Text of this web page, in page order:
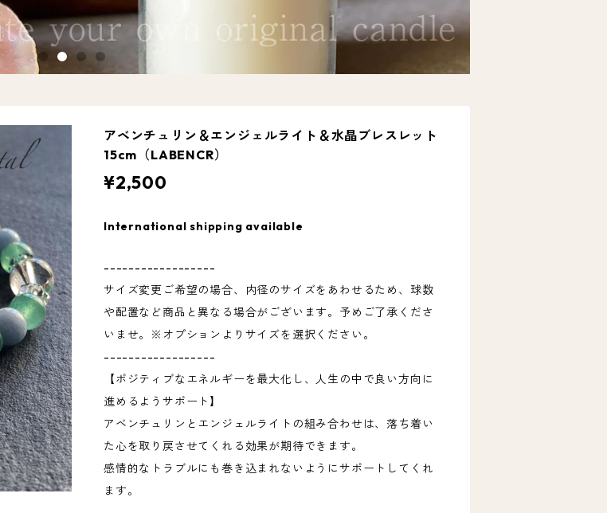
アベンチュリン＆エンジェルライト＆水晶ブレスレット
15cm（LABENCR）
¥2,500
International shipping available
------------------
サイズ変更ご希望の場合、内径のサイズをあわせるため、球数
や配置など商品と異なる場合がございます。予めご了承くださ
いませ。※オプションよりサイズを選択ください。
------------------
【ポジティブなエネルギーを最大化し、人生の中で良い方向に
進めるようサポート】
アベンチュリンとエンジェルライトの組み合わせは、落ち着い
た心を取り戻させてくれる効果が期待できます。
感情的なトラブルにも巻き込まれないようにサポートしてくれ
ます。